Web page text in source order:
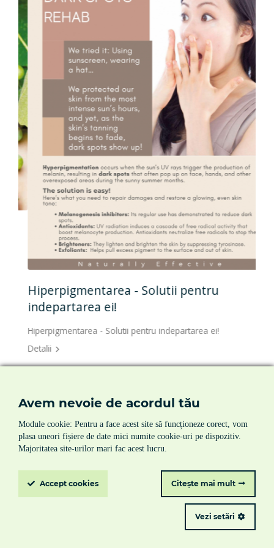
Hiperpigmentarea - Solutii pentru
indepartarea ei!
Hiperpigmentarea - Solutii pentru indepartarea ei!
Detalii
prima pagina|despre noi|produse|servicii|
noutati|contact
confidentialitate
Avem nevoie de acordul tău
Module cookie: Pentru a face acest site să funcționeze corect, vom
plasa uneori fișiere de date mici numite cookie-uri pe dispozitiv.
Majoritatea site-urilor mari fac acest lucru.
Accept cookies Citește mai mult
Vezi setări